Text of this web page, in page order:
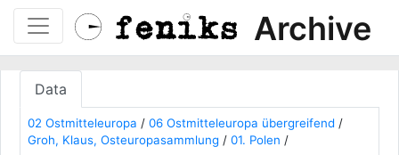
Archive
Data
02 Ostmitteleuropa / 06 Ostmitteleuropa übergreifend /
Groh, Klaus, Osteuropasammlung / 01. Polen /